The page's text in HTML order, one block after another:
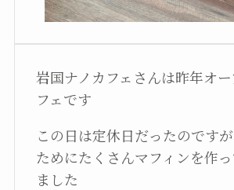
岩国ナノカフェさんは昨年オ
フェです
この日は定休日だったのです
ためにたくさんマフィンを作
ました